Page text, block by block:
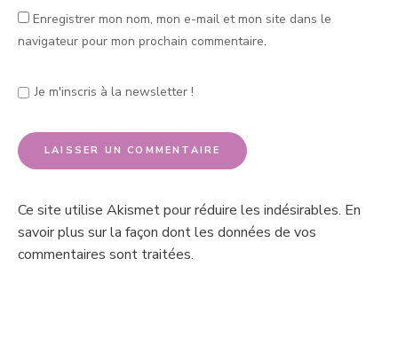
Enregistrer mon nom, mon e-mail et mon site dans le
navigateur pour mon prochain commentaire.
Je m'inscris à la newsletter !
Ce site utilise Akismet pour réduire les indésirables. En
savoir plus sur la façon dont les données de vos
commentaires sont traitées.